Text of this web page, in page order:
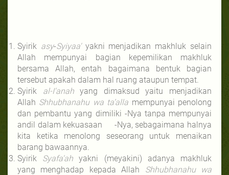
Syirik asy-Syiyaa'yakni menjadikan makhluk selain
Allah mempunyai bagian kepemilikan makhluk
bersama Allah, entah bagaimana bentuk bagian
tersebut apakah dalam hal ruang ataupun tempat.
Syirik al-I'anahyang dimaksud yaitu menjadikan
Allah Shhubhanahu wa ta’alla mempunyai penolong
dan pembantu yang dimiliki -Nya tanpa mempunyai
andil dalam kekuasaan -Nya, sebagaimana halnya
kita ketika menolong seseorang untuk menaikan
barang bawaannya.
Syirik Syafa'ah yakni (meyakini) adanya makhluk
yang menghadap kepada Allah Shhubhanahu wa